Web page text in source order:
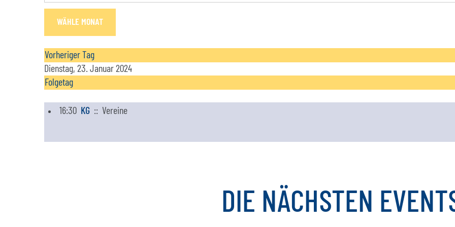
WÄHLE MONAT
Vorheriger Tag
Dienstag, 23. Januar 2024
Folgetag
16:30 KG :: Vereine
DIE NÄCHSTEN